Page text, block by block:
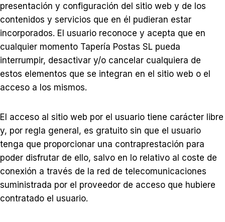
presentación y configuración del sitio web y de los
contenidos y servicios que en él pudieran estar
incorporados. El usuario reconoce y acepta que en
cualquier momento Tapería Postas SL pueda
interrumpir, desactivar y/o cancelar cualquiera de
estos elementos que se integran en el sitio web o el
acceso a los mismos.
El acceso al sitio web por el usuario tiene carácter libre
y, por regla general, es gratuito sin que el usuario
tenga que proporcionar una contraprestación para
poder disfrutar de ello, salvo en lo relativo al coste de
conexión a través de la red de telecomunicaciones
suministrada por el proveedor de acceso que hubiere
contratado el usuario.